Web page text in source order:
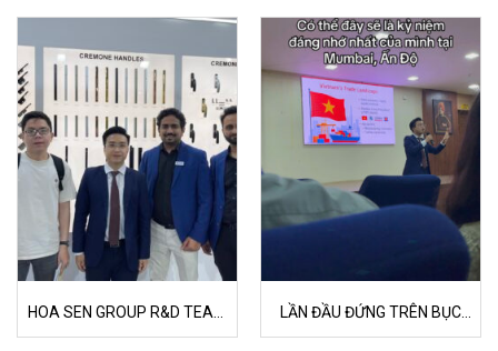
HOA SEN GROUP R&D TEAM
LẦN ĐẦU ĐỨNG TRÊN BỤC